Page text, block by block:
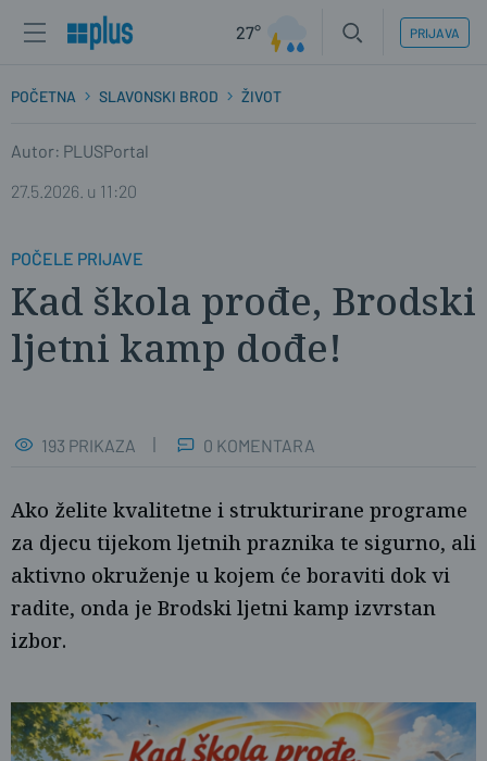
27° PRIJAVA
POČETNA SLAVONSKI BROD ŽIVOT
Autor: PLUSPortal
27.5.2026. u 11:20
POČELE PRIJAVE
Kad škola prođe, Brodski
ljetni kamp dođe!
UZGSO
193 PRIKAZA 0 KOMENTARA
Ako želite kvalitetne i strukturirane programe
za djecu tijekom ljetnih praznika te sigurno, ali
aktivno okruženje u kojem će boraviti dok vi
radite, onda je Brodski ljetni kamp izvrstan
izbor.